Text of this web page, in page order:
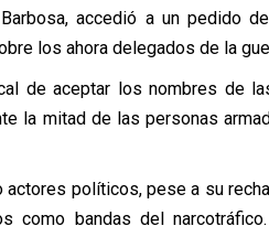
accedió a un pedido
los ahora delegados de la
de aceptar los nombres de
la mitad de las personas
políticos, pese a su
como bandas del